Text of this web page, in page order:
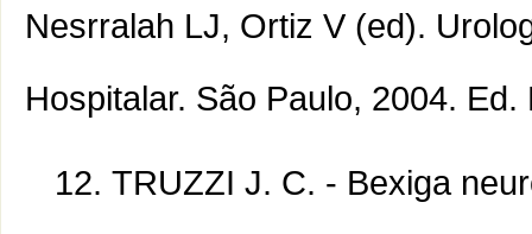
Nesrralah LJ, Ortiz V (ed).
Hospitalar. São Paulo, 2004.
TRUZZI J. C. - Bexiga